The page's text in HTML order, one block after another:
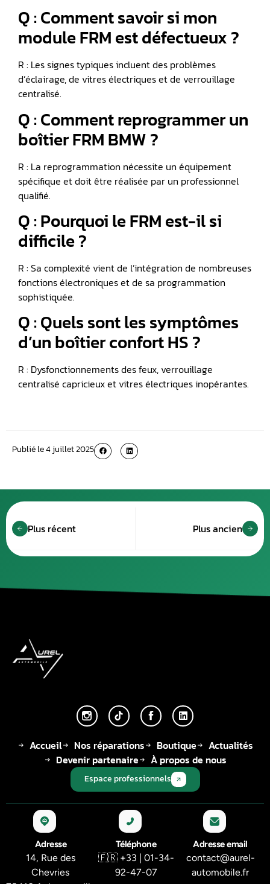
Q : Comment savoir si mon
module FRM est défectueux ?
R : Les signes typiques incluent des problèmes
d’éclairage, de vitres électriques et de verrouillage
centralisé.
Q : Comment reprogrammer un
boîtier FRM BMW ?
R : La reprogrammation nécessite un équipement
spécifique et doit être réalisée par un professionnel
qualifié.
Q : Pourquoi le FRM est-il si
difficile ?
R : Sa complexité vient de l’intégration de nombreuses
fonctions électroniques et de sa programmation
sophistiquée.
Q : Quels sont les symptômes
d’un boîtier confort HS ?
R : Dysfonctionnements des feux, verrouillage
centralisé capricieux et vitres électriques inopérantes.
Publié le4 juillet 2025
Plus récent Plus ancien
Accueil Nos réparations Boutique
Actualités
Devenir partenaire
À propos de nous
Espace professionnels
Adresse
14, Rue des
Chevries
Téléphone
🇫🇷 +33 | 01-34-
92-47-07
Adresse email
contact@aurel-
automobile.fr